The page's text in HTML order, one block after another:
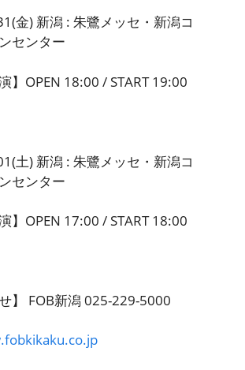
金) 新潟 : 朱鷺メッセ・新潟コ
センター
】OPEN 18:00 / START 19:00
土) 新潟 : 朱鷺メッセ・新潟コ
センター
】OPEN 17:00 / START 18:00
】 FOB新潟 025-229-5000